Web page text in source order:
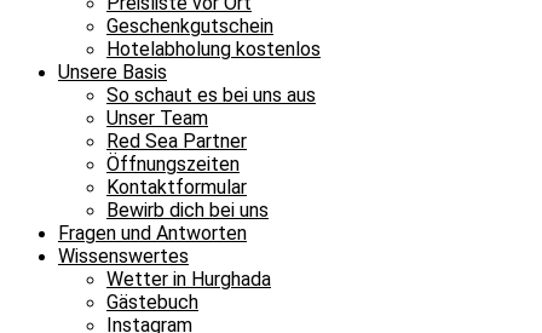
Geschenkgutschein
Hotelabholung kostenlos
Unsere Basis
So schaut es bei uns aus
Unser Team
Red Sea Partner
Öffnungszeiten
Kontaktformular
Bewirb dich bei uns
Fragen und Antworten
Wissenswertes
Wetter in Hurghada
Gästebuch
Instagram